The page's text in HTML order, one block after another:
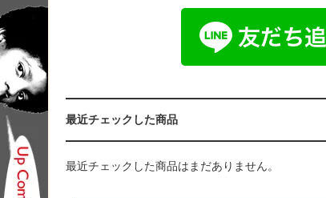
最近チェックした商品
最近チェックした商品はまだありません。